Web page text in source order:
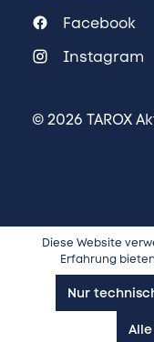
Facebook
Instagram
© 2026 TAROX
Diese Website
Erfahrung
Nur